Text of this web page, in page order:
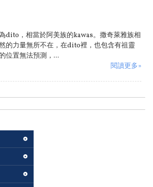
dito，相當於阿美族的kawas。撒奇萊雅族相
的力量無所不在，在dito裡，也包含有祖靈
位置無法預測，...
閱讀更多»